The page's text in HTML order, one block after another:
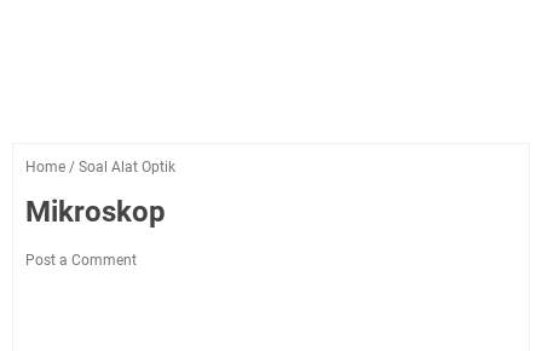
Home / Soal Alat Optik
Mikroskop
Post a Comment